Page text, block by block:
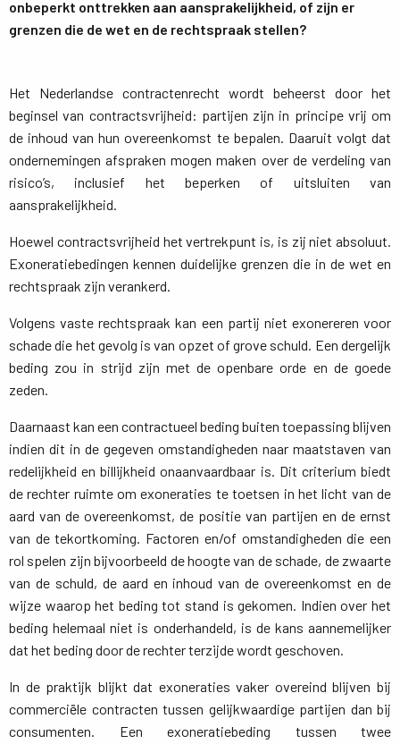
onbeperkt onttrekken aan aansprakelijkheid, of zijn er
grenzen die de wet en de rechtspraak stellen?
Het Nederlandse contractenrecht wordt beheerst door het
beginsel van contractsvrijheid: partijen zijn in principe vrij om
de inhoud van hun overeenkomst te bepalen. Daaruit volgt dat
ondernemingen afspraken mogen maken over de verdeling van
risico’s, inclusief het beperken of uitsluiten van
aansprakelijkheid.
Hoewel contractsvrijheid het vertrekpunt is, is zij niet absoluut.
Exoneratiebedingen kennen duidelijke grenzen die in de wet en
rechtspraak zijn verankerd.
Volgens vaste rechtspraak kan een partij niet exonereren voor
schade die het gevolg is van opzet of grove schuld. Een dergelijk
beding zou in strijd zijn met de openbare orde en de goede
zeden.
Daarnaast kan een contractueel beding buiten toepassing blijven
indien dit in de gegeven omstandigheden naar maatstaven van
redelijkheid en billijkheid onaanvaardbaar is. Dit criterium biedt
de rechter ruimte om exoneraties te toetsen in het licht van de
aard van de overeenkomst, de positie van partijen en de ernst
van de tekortkoming. Factoren en/of omstandigheden die een
rol spelen zijn bijvoorbeeld de hoogte van de schade, de zwaarte
van de schuld, de aard en inhoud van de overeenkomst en de
wijze waarop het beding tot stand is gekomen. Indien over het
beding helemaal niet is onderhandeld, is de kans aannemelijker
dat het beding door de rechter terzijde wordt geschoven.
In de praktijk blijkt dat exoneraties vaker overeind blijven bij
commerciële contracten tussen gelijkwaardige partijen dan bij
consumenten. Een exoneratiebeding tussen twee